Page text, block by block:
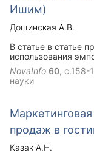
Ишим)
Дощинская А.В.
В статье в статье
использования
исследования
Источниками
справочник,
делает выводы,
использования
NovaInfo 60, с.158-
науки
продаж в
Казак А.Н.